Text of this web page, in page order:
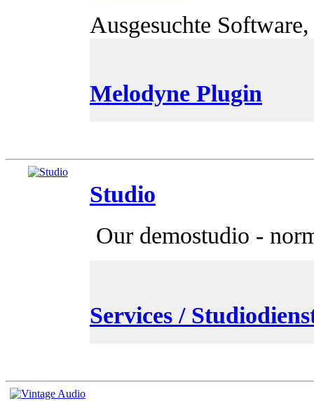
Ausgesuchte
Melodyne Plugin
Studio
Our demostudio -
Services /